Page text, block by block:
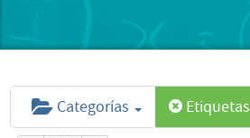
Categorías Etiquetas
6:00 am